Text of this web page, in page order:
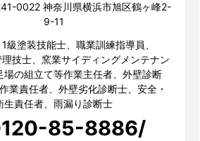
0022 神奈川県横浜市旭区鶴ヶ峰2-
9-11
1級塗装技能士、職業訓練指導員、
技士、窯業サイディングメンテナン
場の組立て等作業主任者、外壁診断
業責任者、外壁劣化診断士、安全・
生責任者、雨漏り診断士
85-8886/